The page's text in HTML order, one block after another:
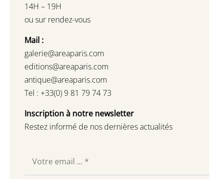
14H – 19H
ou sur rendez-vous
Mail :
galerie@areaparis.com
editions@areaparis.com
antique@areaparis.com
Tel : +33(0) 9 81 79 74 73
Inscription à notre newsletter
Restez informé de nos dernières actualités